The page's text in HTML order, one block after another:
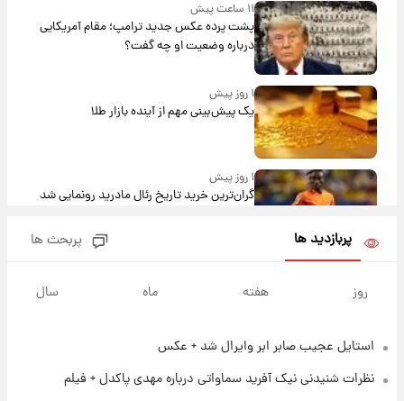
۱۱ ساعت پیش
پشت پرده عکس جدید ترامپ؛ مقام آمریکایی
درباره وضعیت او چه گفت؟
۱ روز پیش
یک پیش‌بینی مهم از آینده بازار طلا
۱ روز پیش
گران‌ترین خرید تاریخ رئال مادرید رونمایی شد
روزها پربارش‌تر خواهند بود؟
۱ روز پیش
شد؛ تیکدری، محبی و سرگیف با اعداد ویژه
پربازدید ها پربحث ها
روز هفته ماه سال
استایل عجیب صابر ابر وایرال شد + عکس
نظرات شنیدنی نیک آفرید سماواتی درباره مهدی پاکدل + فیلم